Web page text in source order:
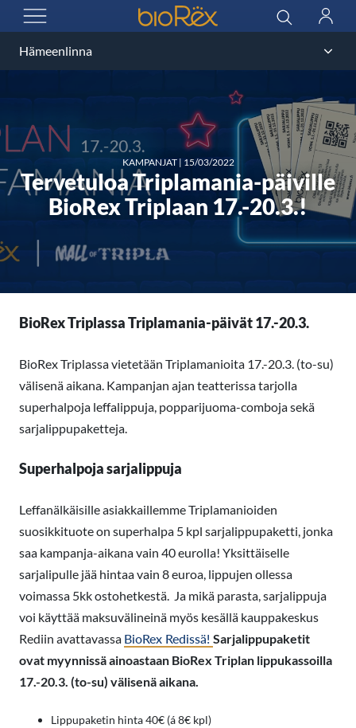
AVAA VALIKKO
BioRex Cinemas Haku
KAMPANJAT | 15/03/2022
Tervetuloa Triplamania-päiville
BioRex Triplaan 17.-20.3.!
BioRex Triplassa Triplamania-päivät 17.-20.3.
BioRex Triplassa vietetään Triplamanioita 17.-20.3. (to-su)
välisenä aikana. Kampanjan ajan teatterissa tarjolla
superhalpoja leffalippuja, popparijuoma-comboja sekä
sarjalippupaketteja.
Superhalpoja sarjalippuja
Leffanälkäisille asiakkaillemme Triplamanioiden
suosikkituote on superhalpa 5 kpl sarjalippupaketti, jonka
saa kampanja-aikana vain 40 eurolla! Yksittäiselle
sarjalipulle jää hintaa vain 8 euroa, lippujen ollessa
voimassa 5kk ostohetkestä. Ja mikä parasta, sarjalippuja
voi käyttää maksuvälineinä myös kesällä kauppakeskus
Rediin avattavassa BioRex Redissä! Sarjalippupaketit
ovat myynnissä ainoastaan BioRex Triplan lippukassoilla
17.-20.3. (to-su) välisenä aikana.
Lippupaketin hinta 40€ (á 8€ kpl)